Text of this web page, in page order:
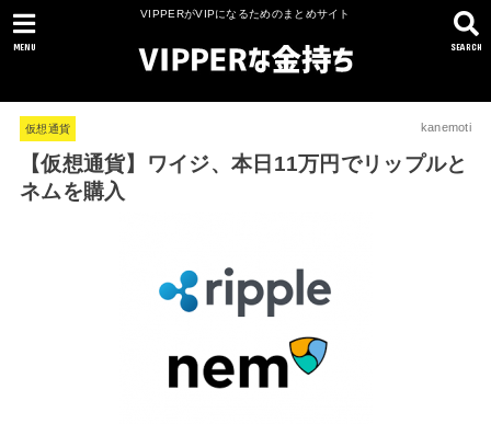
VIPPERがVIPになるためのまとめサイト
SEARCH
MENU
仮想通貨 kanemoti
【仮想通貨】ワイジ、本日11万円でリップルと
ネムを購入